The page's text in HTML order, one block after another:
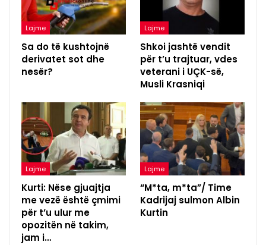
Lajme
Sa do të kushtojnë
derivatet sot dhe
nesër?
Lajme
Shkoi jashtë vendit
për t’u trajtuar, vdes
veterani i UÇK-së,
Musli Krasniqi
Lajme
Kurti: Nëse gjuajtja
me vezë është çmimi
për t’u ulur me
opozitën në takim,
jam i…
Lajme
“M*ta, m*ta”/ Time
Kadrijaj sulmon Albin
Kurtin